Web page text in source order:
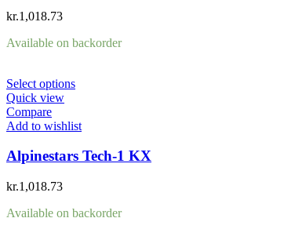
kr.1,018.73
Available on backorder
Select options
Quick view
Compare
Add to wishlist
Alpinestars Tech-1 KX
kr.1,018.73
Available on backorder